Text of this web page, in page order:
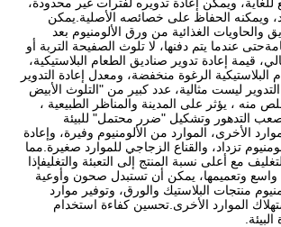
ويمكنه الحفاظ على خصائصه الأصلية.يمكن
والحاويات الغذائية من ورق الألومنيوم بعد
عندما يتم دفنها، لا تلوث الصفيحة التربة أو
قيمة إعادة تدوير صناديق الطعام البلاستيكية،
الرغوة منخفضة، ومعدل إعادة التدوير
ليست مثالية، عدد كبير من "التلوث الأبيض
منه ، يؤثر على المدينة والمناظر الطبيعية ،
التدهور وتشكيل "ضرر محتمل" للبيئة
الأخرى، الموارد من الألومنيوم وفيرة، وإعادة
تزداد، والقناع الزجاجي للموارد صغيرة.مما
مع أعلى نسبة المنتج إلى التعبئة والتغليفإذا
وتعميمها، يمكن أن تستبدل صحون وأوعية
منتجات البلاستيك والورق، وتوفير موارد
الموارد الأخرى.تحسين كفاءة استخدام